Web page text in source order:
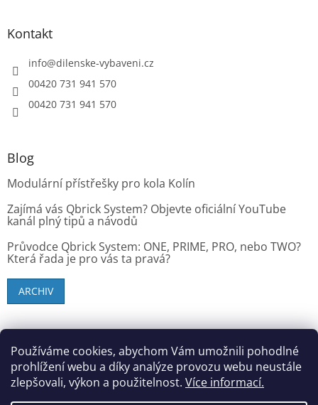
Používáme cookies, abychom Vám umožnili pohodlné
prohlížení webu a díky analýze provozu webu neustále
zlepšovali, výkon a použitelnost. Více informací.
Kontakt
info@dilenske-vybaveni.cz
00420 731 941 570
00420 731 941 570
Blog
Modulární přístřešky pro kola Kolín
Zajímá vás Qbrick System? Objevte oficiální YouTube
kanál plný tipů a návodů
Průvodce Qbrick System: ONE, PRIME, PRO, nebo TWO?
Která řada je pro vás ta pravá?
ARCHIV